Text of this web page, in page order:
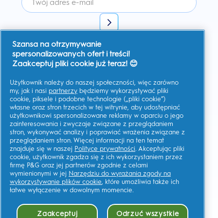
Wyrażam zgodę na otrzymywanie spersonalizowanej
komunikacji na temat ofert, aktualności i innych inicjatyw
promocyjnych od Oral-B i innych marek P&G
poczty elektronicznej i kanałów komunikacji online. W każdej
chwili mogę
zrezygnować z subskrypcji.
Firma Procter & Gamble, jako administrator danych, będzie
przetwarzać Twoje dane, aby umożliwić Ci rejestrację na tej
stronie, korzystanie z usług, a także, zależnie od udzielonej
zgody, wysyłać wiadomości marketingowe, w tym
spersonalizowane reklamy w mediach online.Dowiedz się
więcej.
Aby uzyskać więcej informacji na temat przetwarzania Twoich
danych osobowych i praw do prywatności, przeczytaj więcej
tutajlub zapoznaj się z naszą pełną Polityką ochrony
Prywatność
Musisz mieć co najmniej 18 lat orazwyrazić zgodę na nasz
Regulamin .
Regulamin
Prywatność
Szansa na otrzymywanie
spersonalizowanych ofert i treści!
Zaakceptuj pliki cookie już teraz! 😊
Użytkownik należy do naszej społeczności, więc zarówno
my, jak i nasi partnerzy będziemy wykorzystywać pliki
cookie, piksele i podobne technologie („pliki cookie”)
własne oraz stron trzecich w tej witrynie, aby udostępniać
użytkownikowi spersonalizowane reklamy w oparciu o jego
zainteresowania i zwyczaje związane z przeglądaniem
stron, wykonywać analizy i poprawiać wrażenia związane z
przeglądaniem stron. Więcej informacji na ten temat
znajduje się w naszej Polityce prywatności. Akceptując pliki
cookie, użytkownik zgadza się z ich wykorzystaniem przez
firmę P&G oraz jej partnerów zgodnie z celami
wymienionymi w jej Narzędziu do wyrażania zgody na
wykorzystywanie plików cookie, które umożliwia także ich
łatwe wyłączenie w dowolnym momencie.
Zaakceptuj Odrzuć wszystkie